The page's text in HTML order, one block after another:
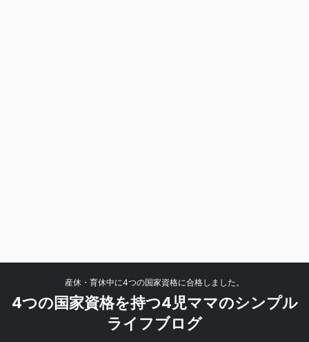
産休・育休中に4つの国家資格に合格しました。
4つの国家資格を持つ4児ママのシンプル
ライフブログ